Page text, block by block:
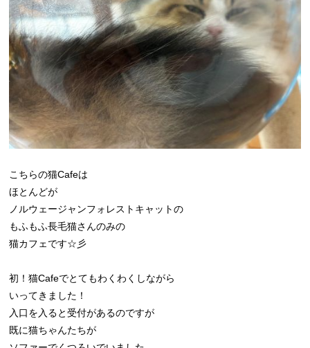
こちらの猫Cafeは
ほとんどが
ノルウェージャンフォレストキャットの
もふもふ長毛猫さんのみの
猫カフェです☆彡
初！猫Cafeでとてもわくわくしながら
いってきました！
入口を入ると受付があるのですが
既に猫ちゃんたちが